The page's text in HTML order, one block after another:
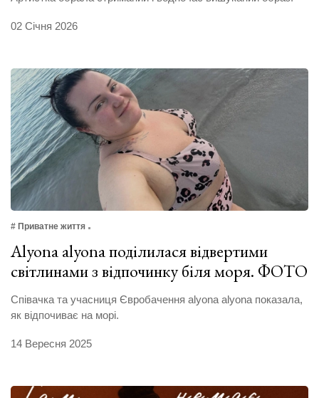
02 Січня 2026
# Приватне життя
Alyona alyona поділилася відвертими
світлинами з відпочинку біля моря. ФОТО
Співачка та учасниця Євробачення alyona alyona показала,
як відпочиває на морі.
14 Вересня 2025